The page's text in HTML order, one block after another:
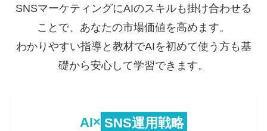
SNSマーケティングにAIのスキルも掛け合わせる
ことで、あなたの市場価値を高めます。
わかりやすい指導と教材でAIを初めて使う方も基
礎から安心して学習できます。
AI× SNS運用戦略